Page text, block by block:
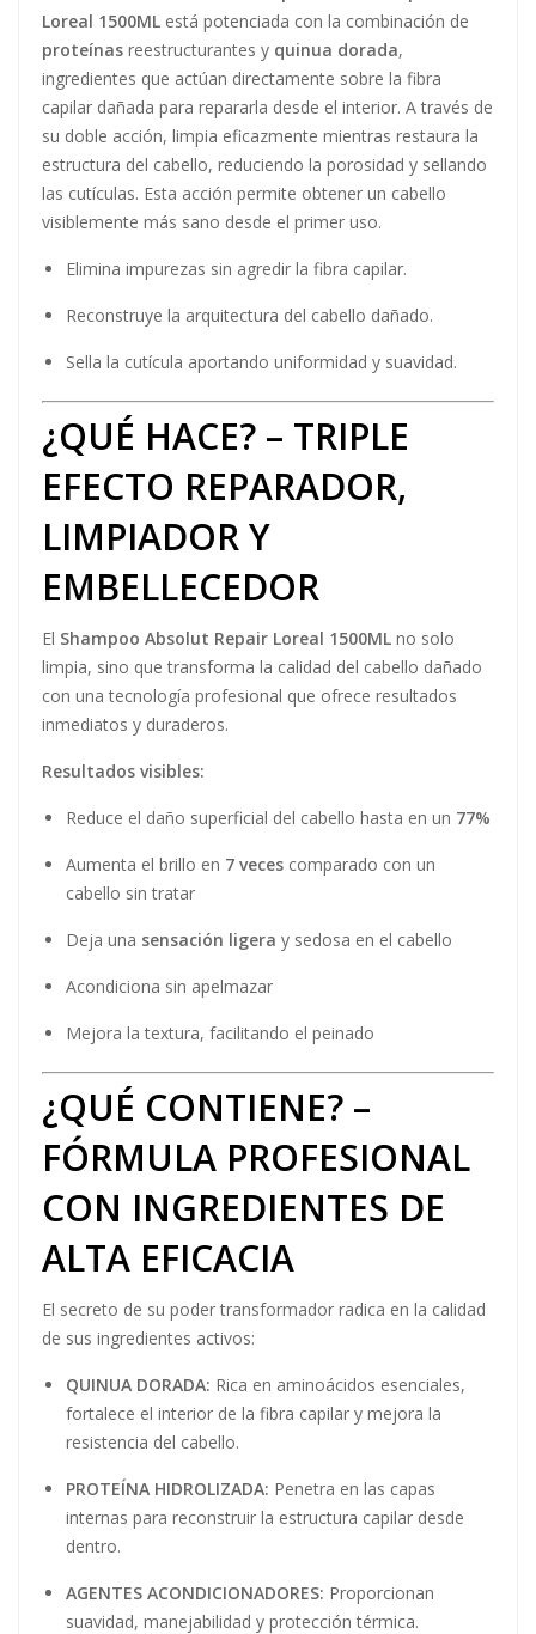
Loreal 1500ML está potenciada con la combinación de
proteínas reestructurantes y quinua dorada,
ingredientes que actúan directamente sobre la fibra
capilar dañada para repararla desde el interior. A través de
su doble acción, limpia eficazmente mientras restaura la
estructura del cabello, reduciendo la porosidad y sellando
las cutículas. Esta acción permite obtener un cabello
visiblemente más sano desde el primer uso.
Elimina impurezas sin agredir la fibra capilar.
Reconstruye la arquitectura del cabello dañado.
Sella la cutícula aportando uniformidad y suavidad.
¿QUÉ HACE? – TRIPLE
EFECTO REPARADOR,
LIMPIADOR Y
EMBELLECEDOR
El Shampoo Absolut Repair Loreal 1500ML no solo
limpia, sino que transforma la calidad del cabello dañado
con una tecnología profesional que ofrece resultados
inmediatos y duraderos.
Resultados visibles:
Reduce el daño superficial del cabello hasta en un 77%
Aumenta el brillo en 7 veces comparado con un
cabello sin tratar
Deja una sensación ligera y sedosa en el cabello
Acondiciona sin apelmazar
Mejora la textura, facilitando el peinado
¿QUÉ CONTIENE? –
FÓRMULA PROFESIONAL
CON INGREDIENTES DE
ALTA EFICACIA
El secreto de su poder transformador radica en la calidad
de sus ingredientes activos:
QUINUA DORADA: Rica en aminoácidos esenciales,
fortalece el interior de la fibra capilar y mejora la
resistencia del cabello.
PROTEÍNA HIDROLIZADA: Penetra en las capas
internas para reconstruir la estructura capilar desde
dentro.
AGENTES ACONDICIONADORES: Proporcionan
suavidad, manejabilidad y protección térmica.